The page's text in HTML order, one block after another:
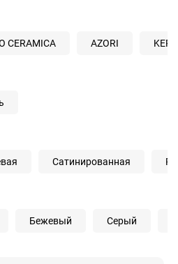
CERAMICA AZORI
Сатинированная
Бежевый Серый